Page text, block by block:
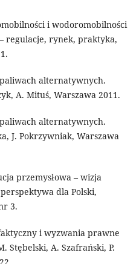
i wodoromobilności
regulacje, rynek, praktyka,
alternatywnych.
A. Mituś, Warszawa 2011.
alternatywnych.
J. Pokrzywniak, Warszawa
przemysłowa – wizja
dla Polski,
3.
i wyzwania prawne
Stębelski, A. Szafrański, P.